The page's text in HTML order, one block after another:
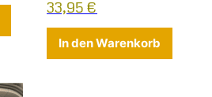
Dieses Produkt weist mehrere
33,95€
In den Warenkorb